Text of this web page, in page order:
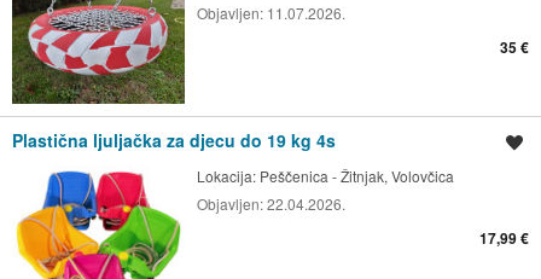
Objavljen: 11.07.2026.
35 €
Plastična ljuljačka za djecu do 19 kg 4s
Lokacija: Peščenica - Žitnjak, Volovčica
Objavljen:22.04.2026.
17,99 €